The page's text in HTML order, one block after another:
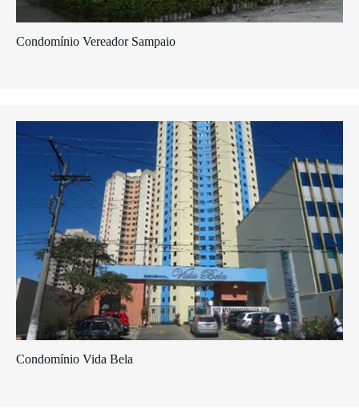
Condomínio Vereador Sampaio
Condomínio Vida Bela